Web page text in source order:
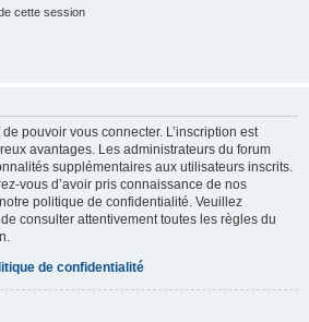
cette session
pouvoir vous connecter. L’inscription est
avantages. Les administrateurs du forum
supplémentaires aux utilisateurs inscrits.
vous d’avoir pris connaissance de nos
politique de confidentialité. Veuillez
consulter attentivement toutes les règles du
de confidentialité